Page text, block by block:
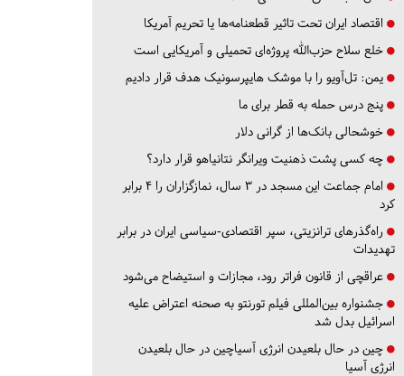
اقتصاد ایران تحت تاثیر قطعنامه‌ها یا تحریم‌ آمریکا
خلع سلاح حزب‌الله پروژه‌ای تحمیلی و آمریکایی است
یمن: تل‌آویو را با موشک هایپرسونیک هدف قرار دادیم
پنج درس‌ حمله به قطر برای ما
خوشحالی بانک‌ها از گرانی دلار
چه کسی پشت ذهنیت ویرانگر نتانیاهو قرار دارد؟
امام جماعت این مسجد در ۳ سال، نمازگزاران را ۴ برابر
کرد
راه‌گذرهای ترانزیتی، سپر اقتصادی-سیاسی ایران در برابر
تهدیدات
عراقچی از قانون فراتر رود، مجازات و استیضاح می‌شود
جشنواره بین‌المللی فیلم تورنتو به صحنه اعتراض علیه
اسرائیل بدل شد
چین در حال بلعیدن انرژی آسیاچین در حال بلعیدن
انرژی آسیا